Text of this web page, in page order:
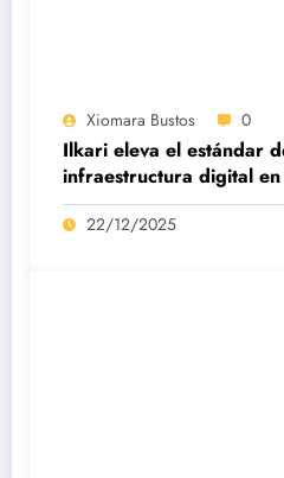
Xiomara Bustos 0
Ilkari eleva el estándar
infraestructura digital en
datacenter certificado
22/12/2025